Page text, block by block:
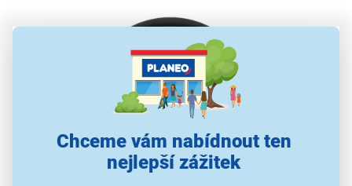
Chceme vám nabídnout ten
nejlepší zážitek